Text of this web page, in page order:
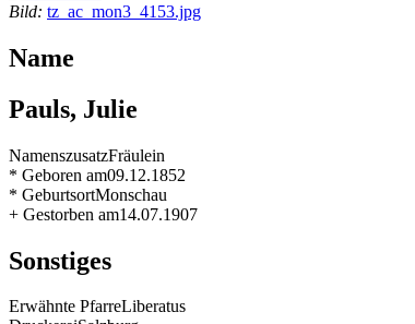
Bild: tz_ac_mon3_4153.jpg
Name
Pauls, Julie
NamenszusatzFräulein
* Geboren am09.12.1852
* GeburtsortMonschau
+ Gestorben am14.07.1907
Sonstiges
Erwähnte PfarreLiberatus